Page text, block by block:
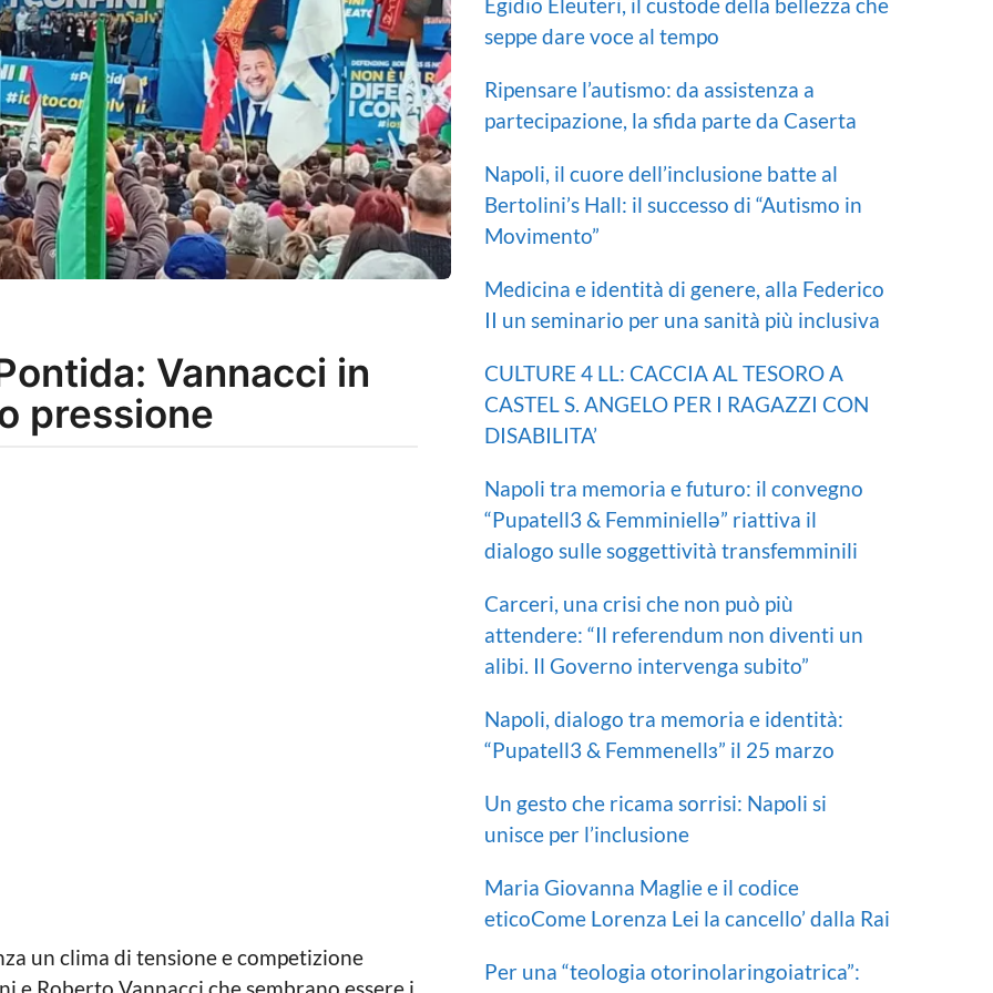
Vannacci in
pressione
un clima di tensione e competizione
e Roberto Vannacci che sembrano essere i
seppe dare voce al tempo
Ripensare l’autismo: da assistenza a
partecipazione, la sfida parte da Caserta
Napoli, il cuore dell’inclusione batte al
Bertolini’s Hall: il successo di “Autismo in
Movimento”
Medicina e identità di genere, alla Federico
II un seminario per una sanità più inclusiva
CULTURE 4 LL: CACCIA AL TESORO A
CASTEL S. ANGELO PER I RAGAZZI CON
DISABILITA’
Napoli tra memoria e futuro: il convegno
“Pupatell3 & Femminiellə” riattiva il
dialogo sulle soggettività transfemminili
Carceri, una crisi che non può più
attendere: “Il referendum non diventi un
alibi. Il Governo intervenga subito”
Napoli, dialogo tra memoria e identità:
“Pupatell3 & Femmenellɜ” il 25 marzo
Un gesto che ricama sorrisi: Napoli si
unisce per l’inclusione
Maria Giovanna Maglie e il codice
eticoCome Lorenza Lei la cancello’ dalla Rai
Per una “teologia otorinolaringoiatrica”: